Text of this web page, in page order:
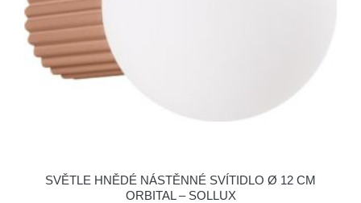
SVĚTLE HNĚDÉ NÁSTĚNNÉ SVÍTIDLO Ø 12 CM
ORBITAL – SOLLUX